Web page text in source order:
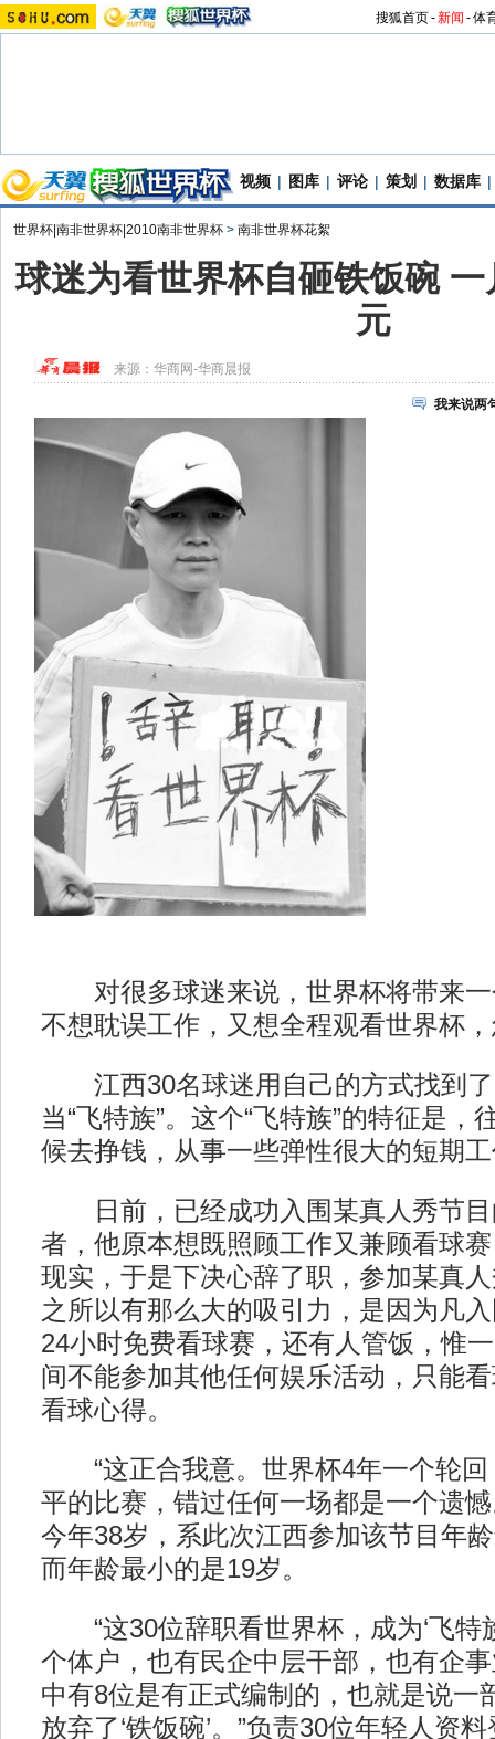
搜狐首页-新闻 -体
视频 | 图库 | 评论 | 策划 | 数据库 |
世界杯|南非世界杯|2010南非世界杯 > 南非世界杯花絮
球迷为看世界杯自砸铁饭碗
元
来源： 华商网-华商晨报
我来说两
对很多球迷来说，世界杯将带来一
不想耽误工作，又想全程观看世界杯
江西30名球迷用自己的方式找到了
当“飞特族”。这个“飞特族”的特征是，
候去挣钱，从事一些弹性很大的短期
日前，已经成功入围某真人秀节目
者，他原本想既照顾工作又兼顾看球
现实，于是下决心辞了职，参加某真
之所以有那么大的吸引力，是因为凡
24小时免费看球赛，还有人管饭，惟
间不能参加其他任何娱乐活动，只能
看球心得。
“这正合我意。世界杯4年一个轮回
平的比赛，错过任何一场都是一个遗
今年38岁，系此次江西参加该节目年
而年龄最小的是19岁。
“这30位辞职看世界杯，成为‘飞特
个体户，也有民企中层干部，也有企
中有8位是有正式编制的，也就是说一
放弃了‘铁饭碗’。”负责30位年轻人资